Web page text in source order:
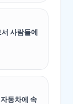
사람들에
동차에 속